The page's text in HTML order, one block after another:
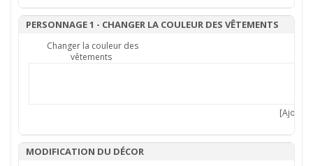
PERSONNAGE 1 - CHANGER LA COULEUR DES VÊTEMENTS
Changer la couleur des
vêtements
MODIFICATION DU DÉCOR